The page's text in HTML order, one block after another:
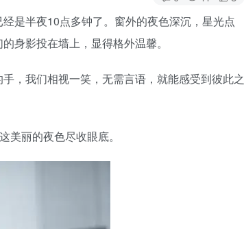
是半夜10点多钟了。窗外的夜色深沉，星光点
身影投在墙上，显得格外温馨。
，我们相视一笑，无需言语，就能感受到彼此之
美丽的夜色尽收眼底。